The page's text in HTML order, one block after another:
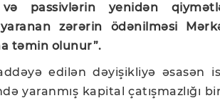
passivlərin yenidən
zərərin ödənilməsi
təmin olunur”.
edilən dəyişikliyə əsasən
yaranmış kapital çatışmazlığı